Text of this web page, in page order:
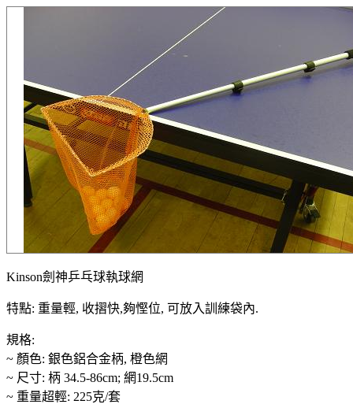
Kinson劍神乒乓球執球網
特點: 重量輕, 收摺快,夠慳位, 可放入訓練袋內.
規格:
~ 顏色: 銀色鋁合金柄, 橙色網
~ 尺寸: 柄 34.5-86cm; 網19.5cm
~ 重量超輕: 225克/套